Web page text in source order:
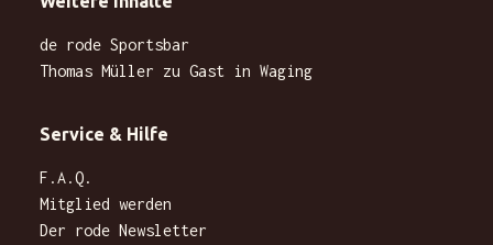
de rode Sportsbar
Thomas Müller zu Gast in Waging
Service & Hilfe
F.A.Q.
Mitglied werden
Der rode Newsletter